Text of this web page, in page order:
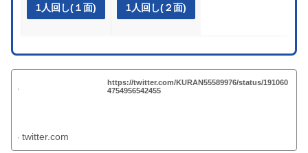
1人回し(１面) 1人回し(２面)
https://twitter.com/KURAN55589976/status/191060
4754956542455
twitter.com